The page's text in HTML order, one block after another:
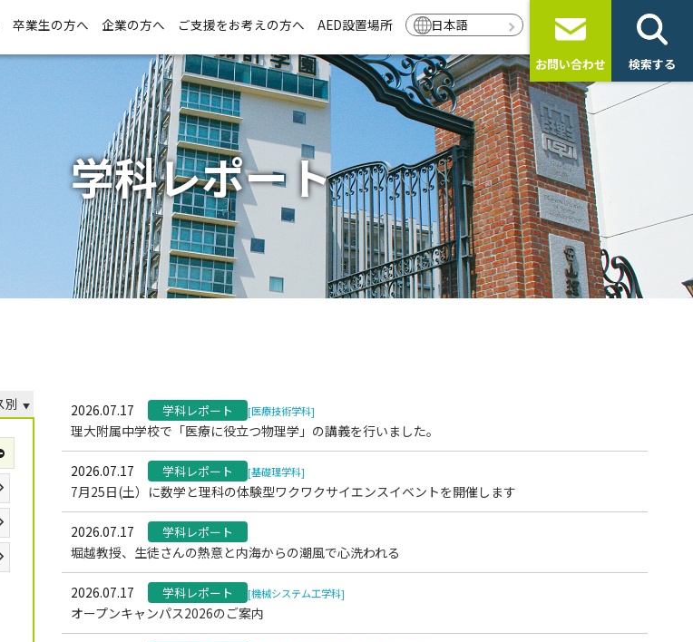
卒業生の方へ 企業の方へ ご支援をお考えの方へ AED設置場所 日本語
お問い合わせ 検索する
学科レポート
別 2026.07.17 学科レポート [医療技術学科]
理大附属中学校で「医療に役立つ物理学」の講義を行いました。
2026.07.17 学科レポート [基礎理学科]
7月25日(土）に数学と理科の体験型ワクワクサイエンスイベントを開催します
2026.07.17 学科レポート
堀越教授、生徒さんの熱意と内海からの潮風で心洗われる
2026.07.17 学科レポート [機械システム工学科]
オープンキャンパス2026のご案内